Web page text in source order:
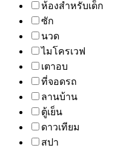
ห้องสำหรับเด็ก
ซัก
นวด
ไมโครเวฟ
เตาอบ
ที่จอดรถ
ลานบ้าน
ตู้เย็น
ดาวเทียม
สปา